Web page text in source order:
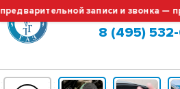
записи и звонка — просто
Москва (сменить
8 (495) 532-